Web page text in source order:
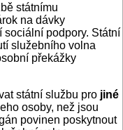
státnímu
na dávky
sociální podpory. Státní
služebního volna
překážky
státní službu pro jiné
osoby, než jsou
povinen poskytnout